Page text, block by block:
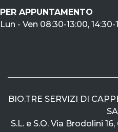
PER APPUNTAMENTO
Lun - Ven 08:30-13:00, 14:30-
BIO.TRE SERVIZI DI
S.L. e S.O. Via Brodolini